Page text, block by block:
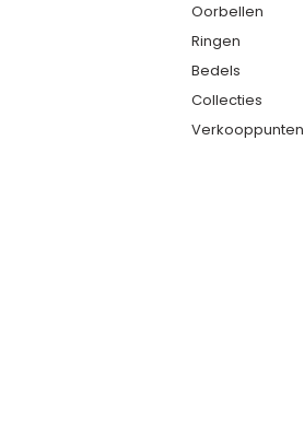
Oorbellen
Ringen
Bedels
Collecties
Verkooppunten